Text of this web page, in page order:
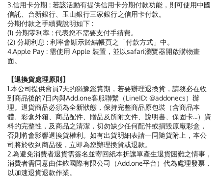
3.信用卡分期 : 若該活動有提供信用卡分期付款功能，則可使用中國
信託、台新銀行、玉山銀行三家銀行之信用卡付款。
分期付款之手續費說明如下 :
(1) 分期零利率 : 代表您不需要支付手績費。
(2) 分期利息 : 利率會顯示於結帳頁之「付款方式」中。
4.Apple Pay : 需使用 Apple 裝置，並以safari瀏覽器開啟購物畫
面。
【退換貨處理原則】
1.本公司提供會員7天的猶豫鑑賞期，若要辦理退換貨，請務必在收
到商品後的7日內與Add.one客服聯繫（LineID: @addonecs）辦
理。退貨商品必須為全新狀態，保持完整商品原包裝（含商品本
體、彩盒外箱、商品配件、贈品及所附文件、說明書、保固卡...）資
料的完整性，及商品之清潔，切勿缺少任何配件或損毀原廠彩盒，
否則將會影響退換貨權利。如有出貨明細表請一同隨貨附上，本公
司將於收到商品後，立即為您辦理換貨或退款。
2.為避免消費者退貨需簽名並寄回紙本折讓單產生退貨困難之情事，
消費者需同意由佳銥國際有限公司（Add.one平台）代為處理發票，
以加速退貨退款作業。